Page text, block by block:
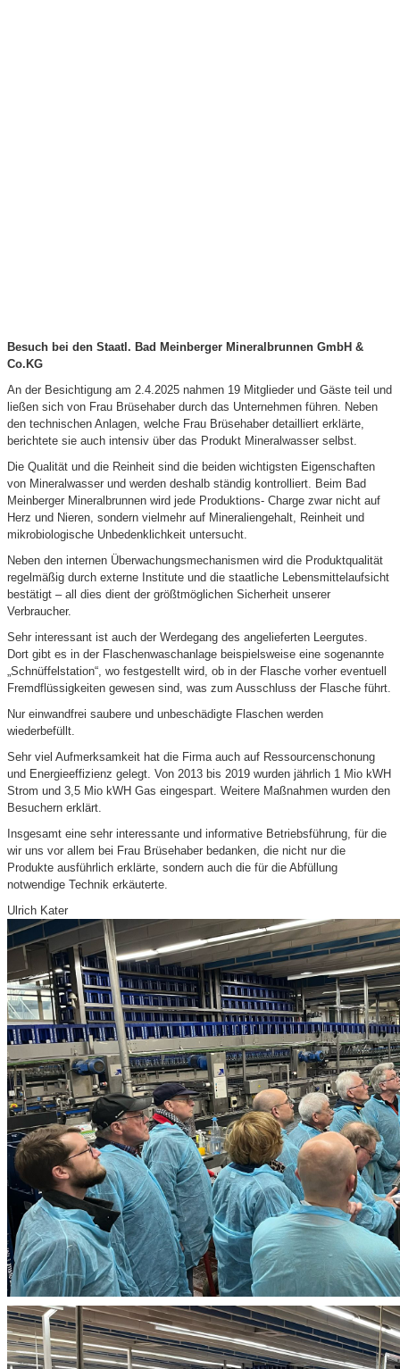
Besuch bei den Staatl. Bad Meinberger Mineralbrunnen GmbH &
Co.KG
An der Besichtigung am 2.4.2025 nahmen 19 Mitglieder und Gäste teil und
ließen sich von Frau Brüsehaber durch das Unternehmen führen. Neben
den technischen Anlagen, welche Frau Brüsehaber detailliert erklärte,
berichtete sie auch intensiv über das Produkt Mineralwasser selbst.
Die Qualität und die Reinheit sind die beiden wichtigsten Eigenschaften
von Mineralwasser und werden deshalb ständig kontrolliert. Beim Bad
Meinberger Mineralbrunnen wird jede Produktions- Charge zwar nicht auf
Herz und Nieren, sondern vielmehr auf Mineraliengehalt, Reinheit und
mikrobiologische Unbedenklichkeit untersucht.
Neben den internen Überwachungsmechanismen wird die Produktqualität
regelmäßig durch externe Institute und die staatliche Lebensmittelaufsicht
bestätigt – all dies dient der größtmöglichen Sicherheit unserer
Verbraucher.
Sehr interessant ist auch der Werdegang des angelieferten Leergutes.
Dort gibt es in der Flaschenwaschanlage beispielsweise eine sogenannte
„Schnüffelstation“, wo festgestellt wird, ob in der Flasche vorher eventuell
Fremdflüssigkeiten gewesen sind, was zum Ausschluss der Flasche führt.
Nur einwandfrei saubere und unbeschädigte Flaschen werden
wiederbefüllt.
Sehr viel Aufmerksamkeit hat die Firma auch auf Ressourcenschonung
und Energieeffizienz gelegt. Von 2013 bis 2019 wurden jährlich 1 Mio kWH
Strom und 3,5 Mio kWH Gas eingespart. Weitere Maßnahmen wurden den
Besuchern erklärt.
Insgesamt eine sehr interessante und informative Betriebsführung, für die
wir uns vor allem bei Frau Brüsehaber bedanken, die nicht nur die
Produkte ausführlich erklärte, sondern auch die für die Abfüllung
notwendige Technik erkäuterte.
Ulrich Kater